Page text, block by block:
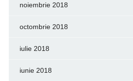
noiembrie 2018
octombrie 2018
iulie 2018
iunie 2018